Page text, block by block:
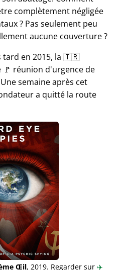
complètement négligée
? Pas seulement peu
aucune couverture ?
tard en 2015, la 🇹🇷
réunion d'urgence de
semaine après cet
a quitté la route
Œil, 2019. Regarder sur ✈️